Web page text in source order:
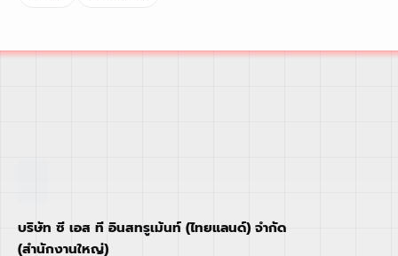
บริษัท ซี เอส ที อินสทรูเม้นท์ (ไทยแลนด์) จำกัด
(สำนักงานใหญ่)